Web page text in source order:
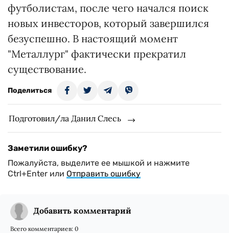
футболистам, после чего начался поиск
новых инвесторов, который завершился
безуспешно. В настоящий момент
"Металлург" фактически прекратил
существование.
Поделиться
Подготовил/ла Данил Слесь
Заметили ошибку?
Пожалуйста, выделите ее мышкой и нажмите
Ctrl+Enter или Отправить ошибку
Добавить комментарий
Всего комментариев: 0